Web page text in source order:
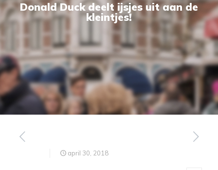
Donald Duck deelt ijsjes uit aan de
kleintjes!
april 30, 2018